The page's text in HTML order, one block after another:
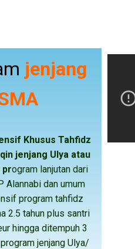
jenjang
Khusus Tahfidz
jenjang Ulya atau
program lanjutan dari
Alannabi dan umum
program tahfidz
2.5 tahun plus santri
hingga ditempuh 3
jenjang Ulya/